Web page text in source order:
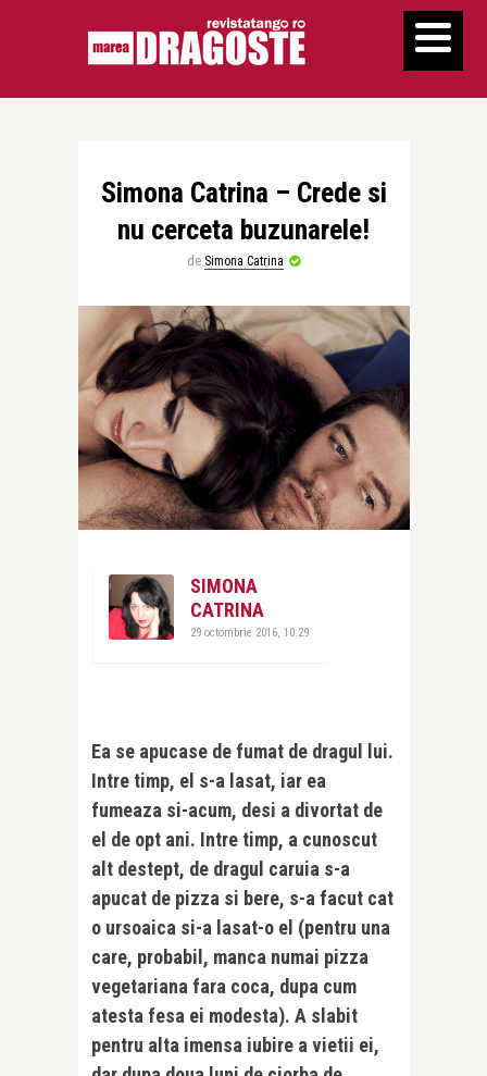
Simona Catrina – Crede si
nu cerceta buzunarele!
de Simona Catrina
SIMONA
CATRINA
29 octombrie 2016, 10:29
Ea se apucase de fumat de dragul lui.
Intre timp, el s-a lasat, iar ea
fumeaza si-acum, desi a divortat de
el de opt ani. Intre timp, a cunoscut
alt destept, de dragul caruia s-a
apucat de pizza si bere, s-a facut cat
o ursoaica si-a lasat-o el (pentru una
care, probabil, manca numai pizza
vegetariana fara coca, dupa cum
atesta fesa ei modesta). A slabit
pentru alta imensa iubire a vietii ei,